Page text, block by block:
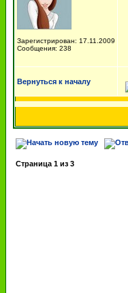
Зарегистрирован: 17.11.2009
Сообщения: 238
Вернуться к началу
Страница 1 из 3